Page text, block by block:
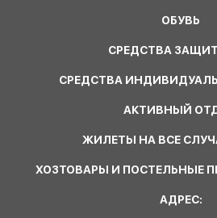
ОБУВЬ
СРЕДСТВА
СРЕДСТВА
АКТИВНЫЙ
ЖИЛЕТЫ НА ВСЕ
ХОЗТОВАРЫ И ПОСТЕЛЬНЫЕ
АДРЕС: